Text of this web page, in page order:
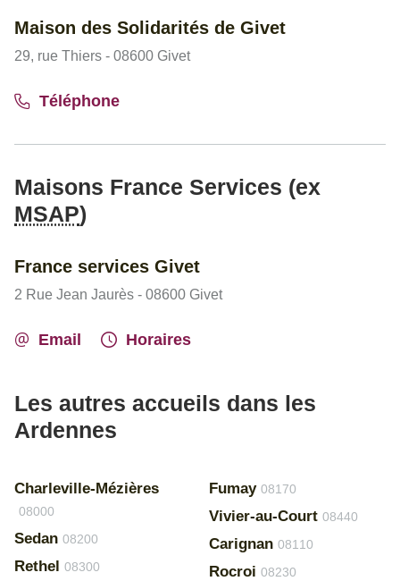
Maison des Solidarités de Givet
29, rue Thiers - 08600 Givet
Téléphone
Maisons France Services (ex
MSAP)
France services Givet
2 Rue Jean Jaurès - 08600 Givet
Email Horaires
Les autres accueils dans les
Ardennes
Charleville-Mézières
08000
Sedan 08200
Rethel 08300
Fumay 08170
Vivier-au-Court 08440
Carignan 08110
Rocroi 08230